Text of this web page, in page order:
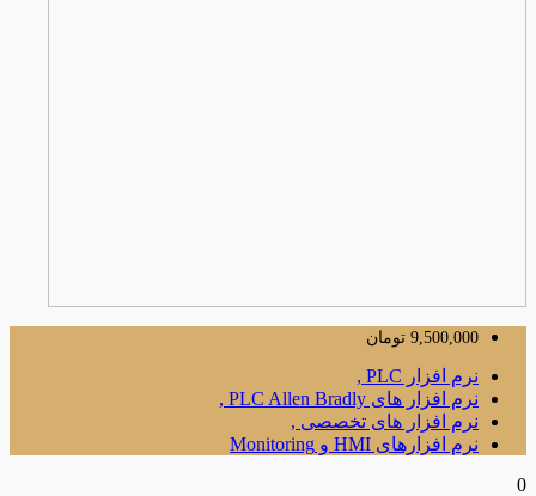
9,500,000 تومان
نرم افزار PLC ,
نرم افزار های PLC Allen Bradly ,
نرم افزار های تخصصی ,
نرم افزارهای HMI و Monitoring
0